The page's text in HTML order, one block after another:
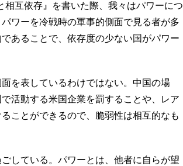
互依存』を書いた際、我々はパワーにつ
ワーを冷戦時の軍事的側面で見る者が多
あることで、依存度の少ない国がパワー
を表しているわけではない。中国の場
活動する米国企業を罰することや、レア
ことができるので、脆弱性は相互的なも
している。パワーとは、他者に自らが望